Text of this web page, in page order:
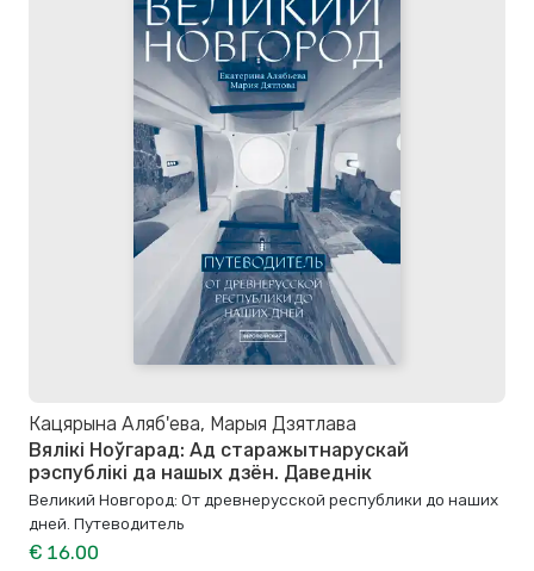
Кацярына Аляб'ева, Марыя Дзятлава
Вялікі Ноўгарад: Ад старажытнарускай
рэспублікі да нашых дзён. Даведнік
Великий Новгород: От древнерусской республики до наших
дней. Путеводитель
€ 16.00